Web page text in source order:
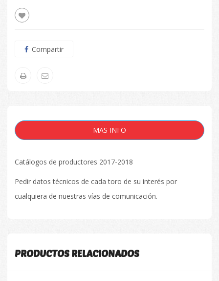
Compartir
MAS INFO
Catálogos de productores 2017-2018
Pedir datos técnicos de cada toro de su interés por
cualquiera de nuestras vías de comunicación.
PRODUCTOS RELACIONADOS